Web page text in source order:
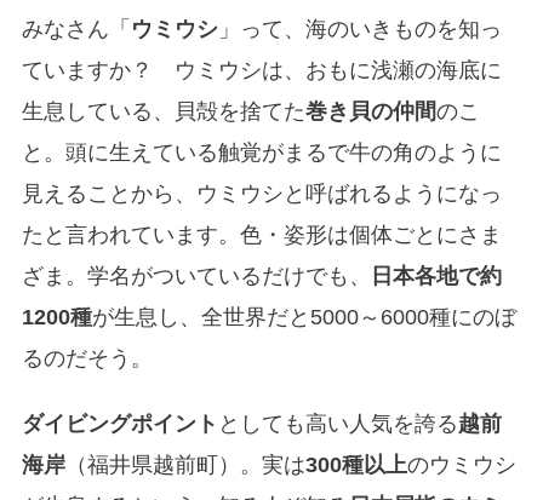
みなさん「 ウミウシ」って、海のいきものを知っ
ていますか？ ウミウシは、おもに浅瀬の海底に
生息している、貝殻を捨てた巻き貝の仲間のこ
と。頭に生えている触覚がまるで牛の角のように
見えることから、ウミウシと呼ばれるようになっ
たと言われています。色・姿形は個体ごとにさま
ざま。学名がついているだけでも、
日本各地で約
1200種が生息し、全世界だと5000～6000種にのぼ
るのだそう。
ダイビングポイント としても高い人気を誇る越前
海岸（福井県越前町）。実は300種以上のウミウシ